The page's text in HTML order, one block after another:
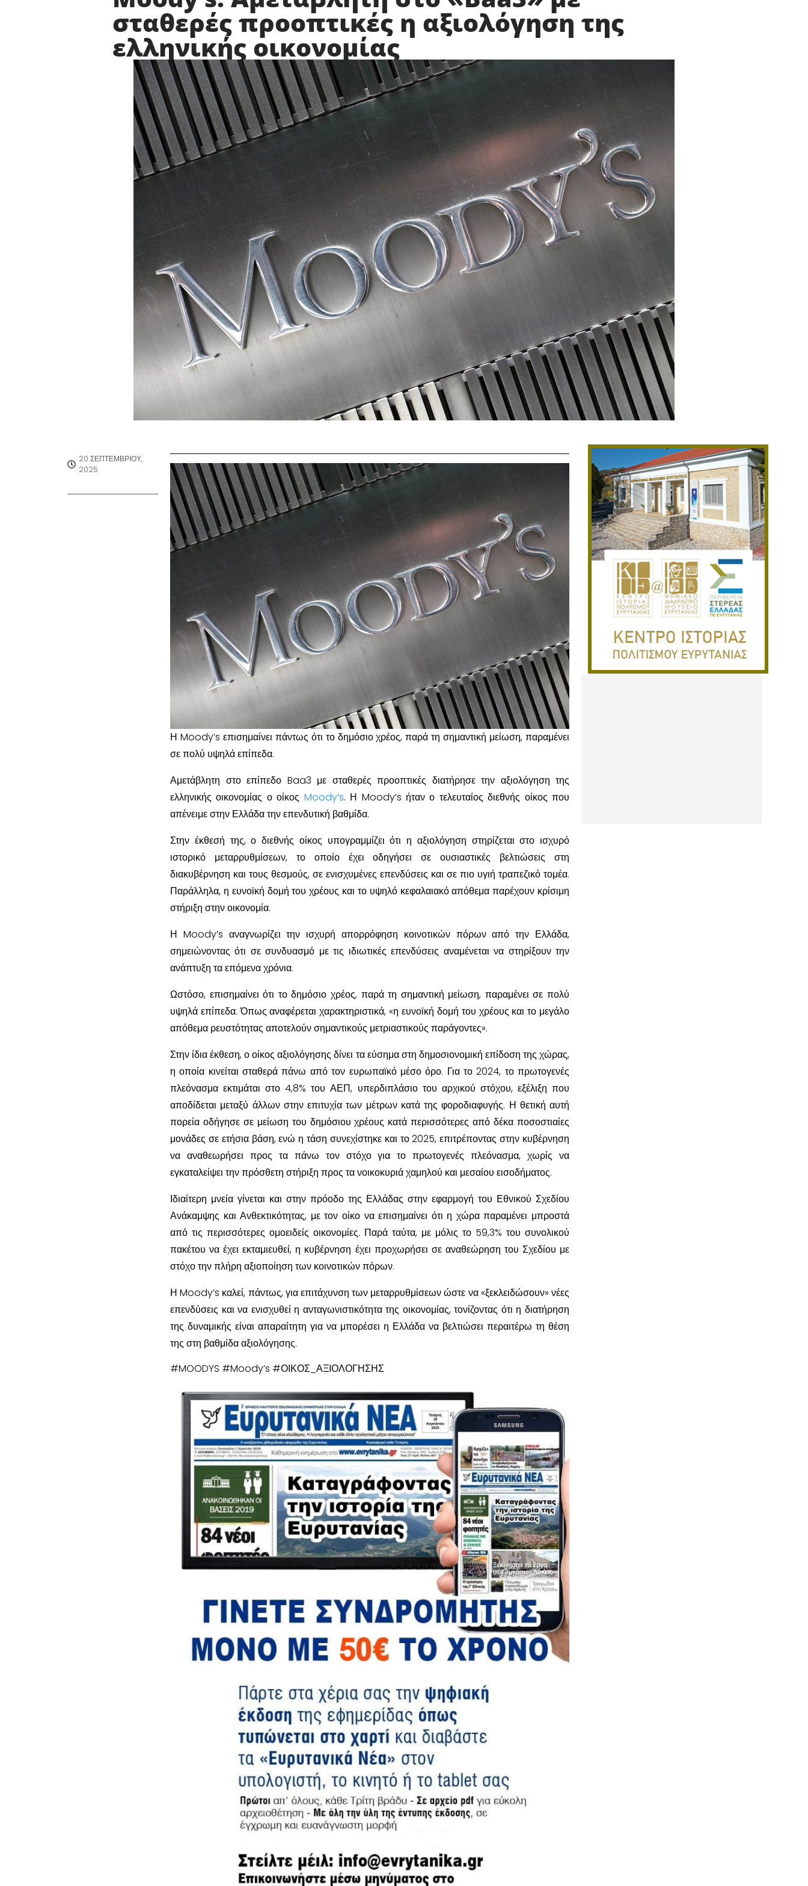
σταθερές προοπτικές η αξιολόγηση της
ελληνικής οικονομίας
20 ΣΕΠΤΕΜΒΡΊΟΥ,
2025
Η Moody’s επισημαίνει πάντως ότι το δημόσιο χρέος, παρά τη σημαντική μείωση, παραμένει
σε πολύ υψηλά επίπεδα.
Αμετάβλητη στο επίπεδο Baa3 με σταθερές προοπτικές διατήρησε την αξιολόγηση της
ελληνικής οικονομίας ο οίκος Moody’s. Η Moody’s ήταν ο τελευταίος διεθνής οίκος που
απένειμε στην Ελλάδα την επενδυτική βαθμίδα.
Στην έκθεσή της, ο διεθνής οίκος υπογραμμίζει ότι η αξιολόγηση στηρίζεται στο ισχυρό
ιστορικό μεταρρυθμίσεων, το οποίο έχει οδηγήσει σε ουσιαστικές βελτιώσεις στη
διακυβέρνηση και τους θεσμούς, σε ενισχυμένες επενδύσεις και σε πιο υγιή τραπεζικό τομέα.
Παράλληλα, η ευνοϊκή δομή του χρέους και το υψηλό κεφαλαιακό απόθεμα παρέχουν κρίσιμη
στήριξη στην οικονομία.
Η Moody’s αναγνωρίζει την ισχυρή απορρόφηση κοινοτικών πόρων από την Ελλάδα,
σημειώνοντας ότι σε συνδυασμό με τις ιδιωτικές επενδύσεις αναμένεται να στηρίξουν την
ανάπτυξη τα επόμενα χρόνια.
Ωστόσο, επισημαίνει ότι το δημόσιο χρέος, παρά τη σημαντική μείωση, παραμένει σε πολύ
υψηλά επίπεδα. Όπως αναφέρεται χαρακτηριστικά, «η ευνοϊκή δομή του χρέους και το μεγάλο
απόθεμα ρευστότητας αποτελούν σημαντικούς μετριαστικούς παράγοντες».
Στην ίδια έκθεση, ο οίκος αξιολόγησης δίνει τα εύσημα στη δημοσιονομική επίδοση της χώρας,
η οποία κινείται σταθερά πάνω από τον ευρωπαϊκό μέσο όρο. Για το 2024, το πρωτογενές
πλεόνασμα εκτιμάται στο 4,8% του ΑΕΠ, υπερδιπλάσιο του αρχικού στόχου, εξέλιξη που
αποδίδεται μεταξύ άλλων στην επιτυχία των μέτρων κατά της φοροδιαφυγής. Η θετική αυτή
πορεία οδήγησε σε μείωση του δημόσιου χρέους κατά περισσότερες από δέκα ποσοστιαίες
μονάδες σε ετήσια βάση, ενώ η τάση συνεχίστηκε και το 2025, επιτρέποντας στην κυβέρνηση
να αναθεωρήσει προς τα πάνω τον στόχο για το πρωτογενές πλεόνασμα, χωρίς να
εγκαταλείψει την πρόσθετη στήριξη προς τα νοικοκυριά χαμηλού και μεσαίου εισοδήματος.
Ιδιαίτερη μνεία γίνεται και στην πρόοδο της Ελλάδας στην εφαρμογή του Εθνικού Σχεδίου
Ανάκαμψης και Ανθεκτικότητας, με τον οίκο να επισημαίνει ότι η χώρα παραμένει μπροστά
από τις περισσότερες ομοειδείς οικονομίες. Παρά ταύτα, με μόλις το 59,3% του συνολικού
πακέτου να έχει εκταμιευθεί, η κυβέρνηση έχει προχωρήσει σε αναθεώρηση του Σχεδίου με
στόχο την πλήρη αξιοποίηση των κοινοτικών πόρων.
Η Moody’s καλεί, πάντως, για επιτάχυνση των μεταρρυθμίσεων ώστε να «ξεκλειδώσουν» νέες
επενδύσεις και να ενισχυθεί η ανταγωνιστικότητα της οικονομίας, τονίζοντας ότι η διατήρηση
της δυναμικής είναι απαραίτητη για να μπορέσει η Ελλάδα να βελτιώσει περαιτέρω τη θέση
της στη βαθμίδα αξιολόγησης.
#MOODYS #Moody’s #ΟΙΚΟΣ_ΑΞΙΟΛΟΓΗΣΗΣ